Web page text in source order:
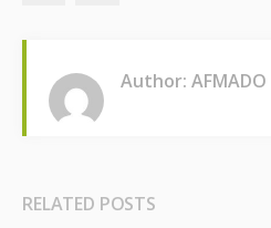
Author: AFMADO
RELATED POSTS